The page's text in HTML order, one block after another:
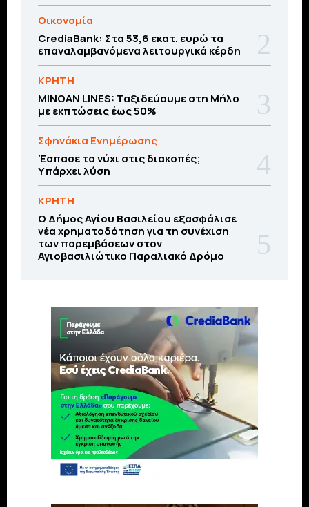
Οικονομία
CrediaBank: Στα 53,6 εκατ. ευρώ τα
επαναλαμβανόμενα λειτουργικά κέρδη
ΚΡΗΤΗ
MINOAN LINES: Ταξιδεύουμε στη Μήλο
με εκπτώσεις έως 50%
Σφηνάκια Ενημέρωσης
Έσπασε το νύχι στις διακοπές;
Υπάρχει λύση
ΚΡΗΤΗ
O Δήμος Αγίου Βασιλείου εξασφάλισε
νέα χρηματοδότηση για τη συνέχιση
των παρεμβάσεων στον
Αγιοβασιλιώτικο Παραλιακό Δρόμο